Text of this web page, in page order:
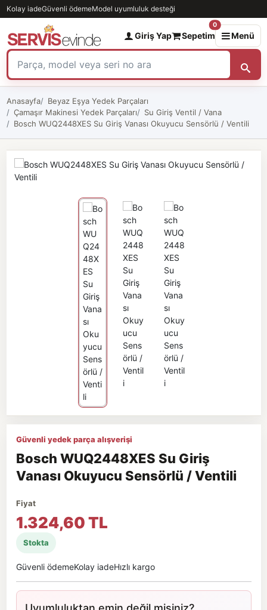
Kolay iadeGüvenli ödemeModel uyumluluk desteği
Giriş Yap Sepetim
0
Menü
Anasayfa
Beyaz Eşya Yedek Parçaları
Çamaşır Makinesi Yedek Parçaları
Su Giriş Ventil / Vana
Bosch WUQ2448XES Su Giriş Vanası Okuyucu Sensörlü / Ventili
Güvenli yedek parça alışverişi
Bosch WUQ2448XES Su Giriş
Vanası Okuyucu Sensörlü / Ventili
Fiyat
1.324,60 TL
Stokta
Güvenli ödemeKolay iadeHızlı kargo